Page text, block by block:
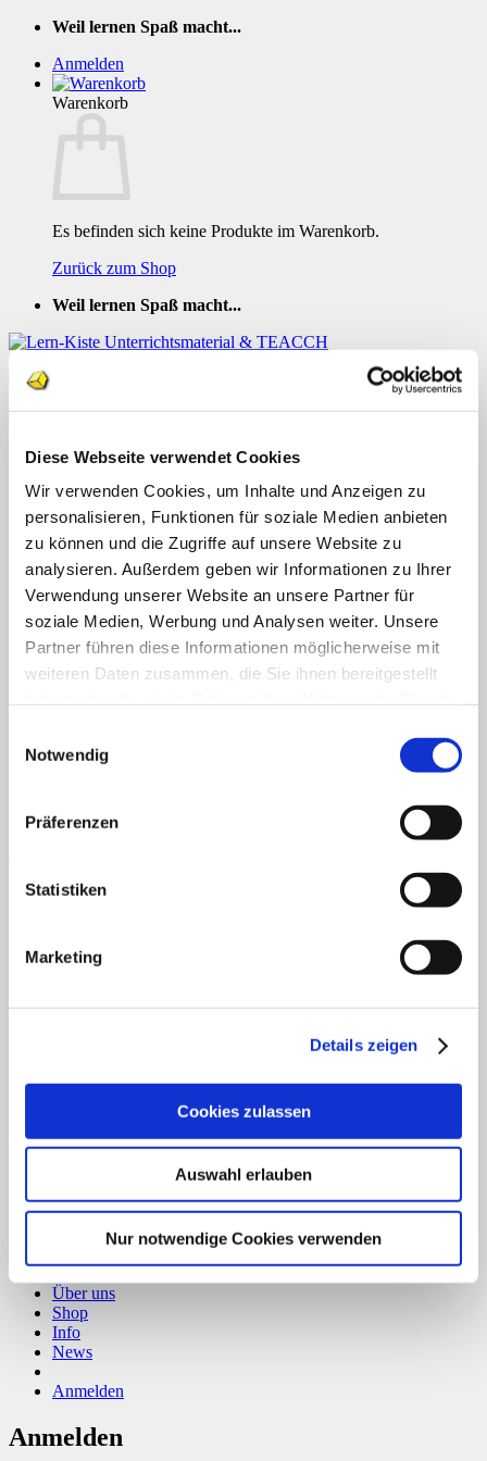
Diese Webseite verwendet Cookies
Wir verwenden Cookies, um Inhalte und Anzeigen zu
personalisieren, Funktionen für soziale Medien anbieten
zu können und die Zugriffe auf unsere Website zu
analysieren. Außerdem geben wir Informationen zu Ihrer
Verwendung unserer Website an unsere Partner für
soziale Medien, Werbung und Analysen weiter. Unsere
Partner führen diese Informationen möglicherweise mit
weiteren Daten zusammen, die Sie ihnen bereitgestellt
Notwendig
Präferenzen
Statistiken
Marketing
Details zeigen
Cookies zulassen
Auswahl erlauben
Nur notwendige Cookies verwenden
Zum
springen
Weil lernen Spaß macht...
Anmelden
Warenkorb
Es befinden sich keine Produkte im Warenkorb.
Zurück zum Shop
Weil lernen Spaß macht...
Home
Über uns
Shop
Info
News
Suchen
nach:
nach:
Englisch Farben lösung 2
Veröffentlicht24. September 2023 bei450 × 600inKlettmappe:
Englisch-Deutsch, Farben
Englisch, Vokabeln, Farben. Colours, Englischunterricht
Englisch, Vokabeln, Farben. Colours, Englischunterricht
Kommentare und Trackbacks sind derzeit geschlossen.
AGB Datenschutz Widerruf Versand & Lieferung Zahlungsweisen
Copyright 2026 ©CLOUDROCKER
Vertrag widerrufen
Über uns
Shop
Info
News
Anmelden
Anmelden